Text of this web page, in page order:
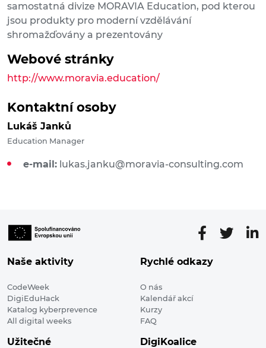
samostatná divize MORAVIA Education, pod kterou
jsou produkty pro moderní vzdělávání
shromažďovány a prezentovány
Webové stránky
http://www.moravia.education/
Kontaktní osoby
Lukáš Janků
Education Manager
e-mail: lukas.janku@moravia-consulting.com
Naše aktivity
CodeWeek
DigiEduHack
Katalog kyberprevence
All digital weeks
Rychlé odkazy
O nás
Kalendář akcí
Kurzy
FAQ
Užitečné DigiKoalice